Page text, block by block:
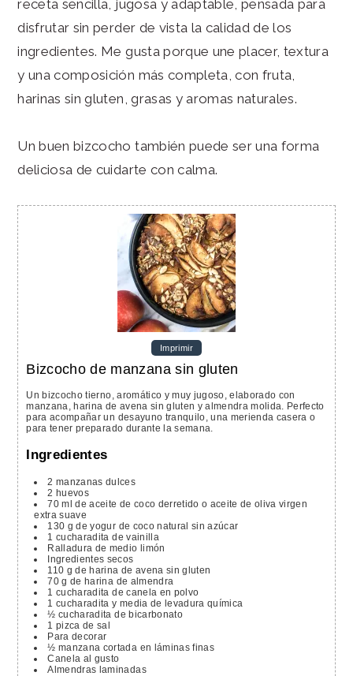
receta sencilla, jugosa y adaptable, pensada para
disfrutar sin perder de vista la calidad de los
ingredientes. Me gusta porque une placer, textura
y una composición más completa, con fruta,
harinas sin gluten, grasas y aromas naturales.
Un buen bizcocho también puede ser una forma
deliciosa de cuidarte con calma.
Imprimir
Bizcocho de manzana sin gluten
Un bizcocho tierno, aromático y muy jugoso, elaborado con
manzana, harina de avena sin gluten y almendra molida. Perfecto
para acompañar un desayuno tranquilo, una merienda casera o
para tener preparado durante la semana.
Ingredientes
2 manzanas dulces
2 huevos
70 ml de aceite de coco derretido o aceite de oliva virgen
extra suave
130 g de yogur de coco natural sin azúcar
1 cucharadita de vainilla
Ralladura de medio limón
Ingredientes secos
110 g de harina de avena sin gluten
70 g de harina de almendra
1 cucharadita de canela en polvo
1 cucharadita y media de levadura química
½ cucharadita de bicarbonato
1 pizca de sal
Para decorar
½ manzana cortada en láminas finas
Canela al gusto
Almendras laminadas